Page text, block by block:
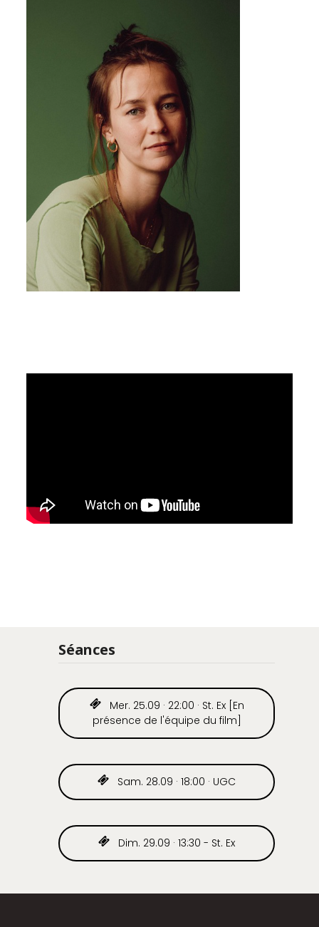
Séances
Mer. 25.09 · 22:00 · St. Ex [En
présence de l'équipe du film]
Sam. 28.09 · 18:00 · UGC
Dim. 29.09 · 13:30 - St. Ex